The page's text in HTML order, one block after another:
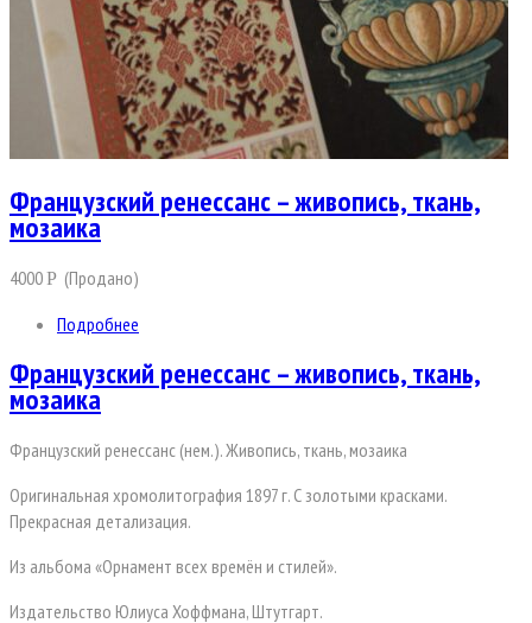
Французский ренессанс – живопись, ткань,
мозаика
4000Р (Продано)
Подробнее
Французский ренессанс – живопись, ткань,
мозаика
Французский ренессанс (нем.). Живопись, ткань, мозаика
Оригинальная хромолитография 1897 г. С золотыми красками.
Прекрасная детализация.
Из альбома «Орнамент всех времён и стилей».
Издательство Юлиуса Хоффмана, Штутгарт.